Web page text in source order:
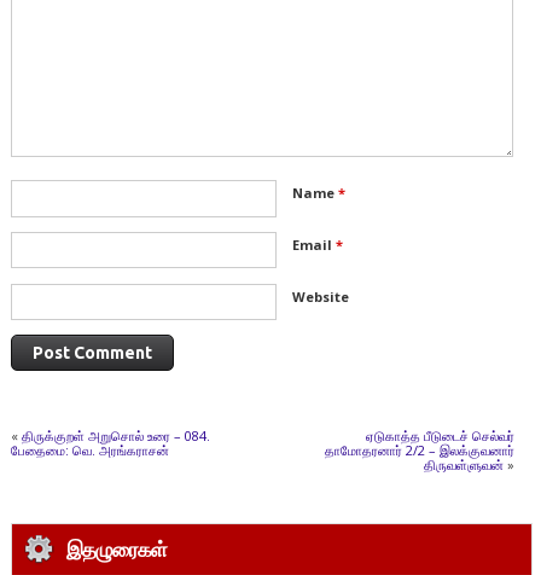
Name *
Email *
Website
« திருக்குறள் அறுசொல் உரை – 084.
பேதைமை: வெ. அரங்கராசன்
ஏடுகாத்த பீடுடைச் செல்வர்
தாமோதரனார் 2/2 – இலக்குவனார்
திருவள்ளுவன் »
இதழுரைகள்